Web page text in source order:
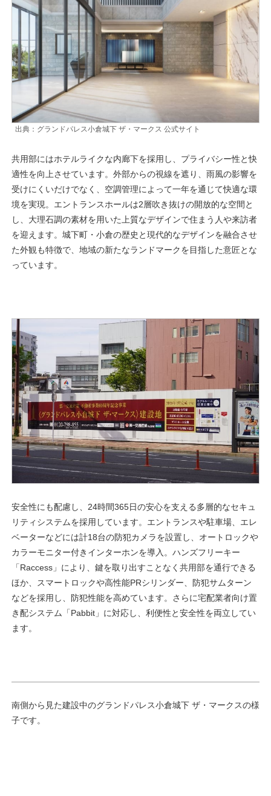
出典：グランドパレス小倉城下 ザ・マークス 公式サイト
共用部にはホテルライクな内廊下を採用し、プライバシー性と快
適性を向上させています。外部からの視線を遮り、雨風の影響を
受けにくいだけでなく、空調管理によって一年を通じて快適な環
境を実現。エントランスホールは2層吹き抜けの開放的な空間と
し、大理石調の素材を用いた上質なデザインで住まう人や来訪者
を迎えます。城下町・小倉の歴史と現代的なデザインを融合させ
た外観も特徴で、地域の新たなランドマークを目指した意匠とな
っています。
安全性にも配慮し、24時間365日の安心を支える多層的なセキュ
リティシステムを採用しています。エントランスや駐車場、エレ
ベーターなどには計18台の防犯カメラを設置し、オートロックや
カラーモニター付きインターホンを導入。ハンズフリーキー
「Raccess」により、鍵を取り出すことなく共用部を通行できる
ほか、スマートロックや高性能PRシリンダー、防犯サムターン
などを採用し、防犯性能を高めています。さらに宅配業者向け置
き配システム「Pabbit」に対応し、利便性と安全性を両立してい
ます。
南側から見た建設中のグランドパレス小倉城下 ザ・マークスの様
子です。